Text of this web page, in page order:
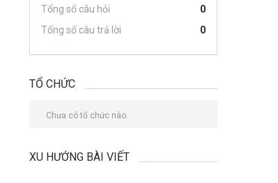
Tổng số câu hỏi
0
Tổng số câu trả lời
0
TỔ CHỨC
Chưa có tổ chức nào.
XU HƯỚNG BÀI VIẾT